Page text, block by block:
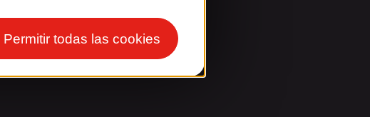
Permitir todas las cookies